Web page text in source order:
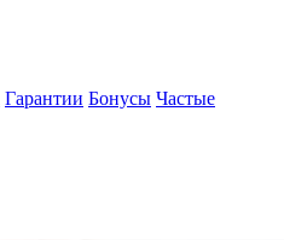
Гарантии Бонусы Частые